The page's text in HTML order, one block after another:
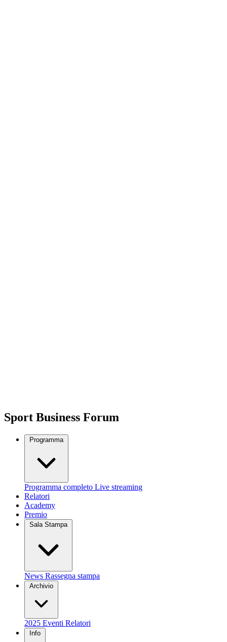
Sport Business Forum
Programma
Programma completo Live streaming
Relatori
Academy
Premio
Sala Stampa
News Rassegna stampa
Archivio
2025 Eventi Relatori
Info